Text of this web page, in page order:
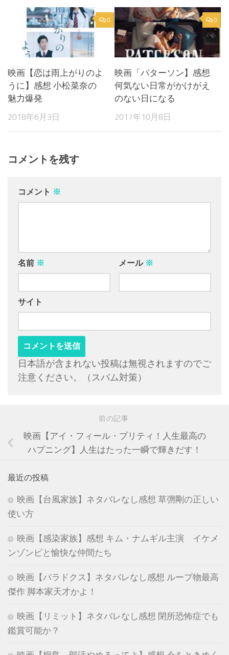
0
映画【恋は雨上がりのよ
うに】感想 小松菜奈の
魅力爆発
2018年6月3日
0
映画「パターソン】感想
何気ない日常がかけがえ
のない日になる
2017年10月8日
コメントを残す
コメント ※
名前 ※ メール ※
サイト
日本語が含まれない投稿は無視されますのでご
注意ください。（スパム対策）
前の記事
映画【アイ・フィール・プリティ！人生最高の
ハプニング】人生はたった一瞬で輝きだす！
最近の投稿
映画【台風家族】ネタバレなし感想 草彅剛の正しい
使い方
映画【感染家族】感想 キム・ナムギル主演 イケメ
ンゾンビと愉快な仲間たち
映画【パラドクス】ネタバレなし感想 ループ物最高
傑作 脚本家天才かよ！
映画【リミット】ネタバレなし感想 閉所恐怖症でも
鑑賞可能か？